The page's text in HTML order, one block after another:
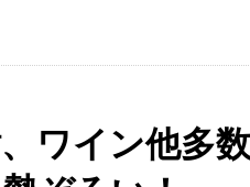
ワイン他多